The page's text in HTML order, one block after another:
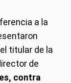
a la
el titular de la
de
contra